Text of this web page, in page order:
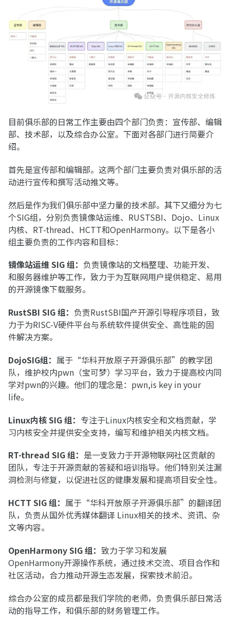
目前俱乐部的日常工作主要由四个部门负责：宣传部、编辑
部、技术部，以及综合办公室。下面对各部门进行简要介
绍。
首先是宣传部和编辑部。这两个部门主要负责对俱乐部的活
动进行宣传和撰写活动推文等。
然后是作为我们俱乐部中坚力量的技术部。其下又细分为七
个SIG组，分别负责镜像站运维、RUSTSBI、Dojo、Linux
内核、RT-thread、HCTT和OpenHarmony。以下是各小
组主要负责的工作内容和目标：
镜像站运维 SIG 组： 负责镜像站的文档整理、功能开发、
和服务器维护等工作，致力于为互联网用户提供稳定、易用
的开源镜像下载服务。
RustSBI SIG 组： 负责RustSBI国产开源引导程序项目，致
力于为RISC-V硬件平台与系统软件提供安全、高性能的固
件解决方案。
DojoSIG组： 属于“华科开放原子开源俱乐部”的教学团
队，维护校内pwn（宝可梦）学习平台，致力于提高校内同
学对pwn的兴趣。他们的理念是：pwn,is key in your
life。
Linux内核 SIG 组： 专注于Linux内核安全和文档贡献，学
习内核安全并提供安全支持，编写和维护相关内核文档。
RT-thread SIG 组： 是一支致力于开源物联网社区贡献的
团队，专注于开源贡献的答疑和培训指导。他们特别关注漏
洞检测与修复，以促进社区的健康发展和提高项目安全性。
HCTT SIG 组： 属于“华科开放原子开源俱乐部”的翻译团
队，负责从国外优秀媒体翻译 Linux相关的技术、资讯、杂
文等内容。
OpenHarmony SIG 组： 致力于学习和发展
OpenHarmony开源操作系统，通过技术交流、项目合作和
社区活动，合力推动开源生态发展，探索技术前沿。
综合办公室的成员都是我们学院的老师，负责俱乐部日常活
动的指导工作，和俱乐部的财务管理工作。